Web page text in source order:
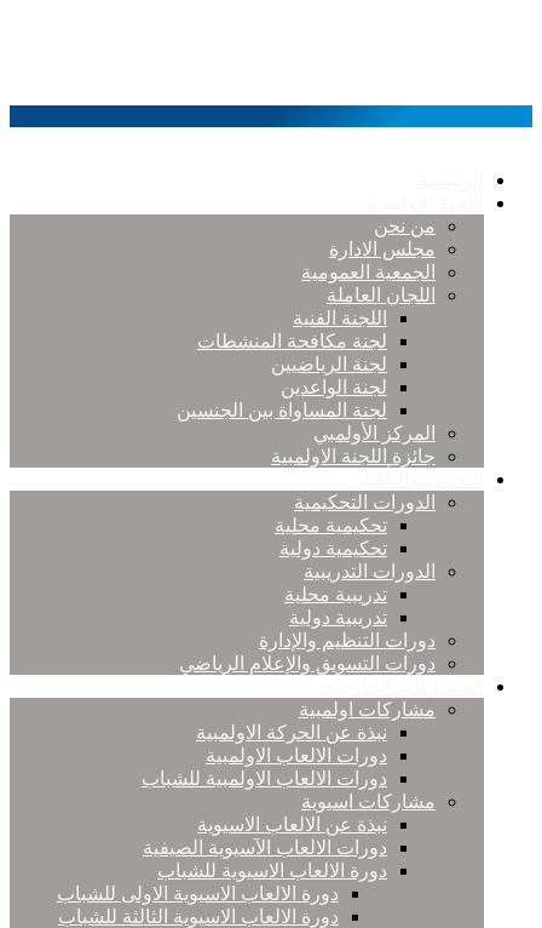
من نحن
مجلس الادارة
الجمعية العمومية
اللجان العاملة
اللجنة الفنية
لجنة مكافحة المنشطات
لجنة الرياضيين
لجنة الواعدين
لجنة المساواة بين الجنسين
المركز الأولمبي
جائزة اللجنة الاولمبية
الدورات التحكيمية
تحكيمية محلية
تحكيمية دولية
الدورات التدريبية
تدريبية محلية
تدريبية دولية
دورات التنظيم والإدارة
دورات التسويق والإعلام الرياضي
مشاركات اولمبية
نبذة عن الحركة الاولمبية
دورات الالعاب الاولمبية
دورات الالعاب الاولمبية للشباب
مشاركات اسيوية
نبذة عن الالعاب الاسيوية
دورات الالعاب الآسيوية الصيفية
دورة الالعاب الاسيوية للشباب
دورة الالعاب الاسيوية الاولى للشباب
دورة الالعاب الاسيوية الثالثة للشباب